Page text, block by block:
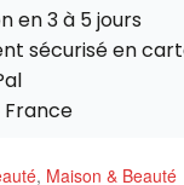
en 3 à 5 jours
sécurisé en
France
, Maison & Beauté